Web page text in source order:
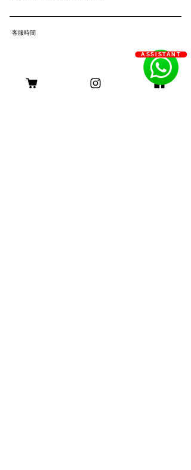
外拍攝**：利用自然光和多變的場景，捕
捉毛孩活力四射的畫面，展現動感與趣
味。 3. **影樓拍攝**：透過燈光與背景的
巧妙運用，創造出精緻的形象，突顯主人
與毛孩的深厚情感。 無論選擇哪種方
式，我們都致力於用照片記錄您與毛孩的
A: 93m.style 攝影公司非常關心長期病患
家庭的經濟壓力。為了減輕他們的負擔，
我們特別提供服務費用豁免優惠。 長期
病患家庭只需提供以下證明文件，即可申
請該優惠： 1. 醫生證明：需由合資格的
醫療專業人士簽署，證明申請者患有長期
客服時間
ASSISTANT